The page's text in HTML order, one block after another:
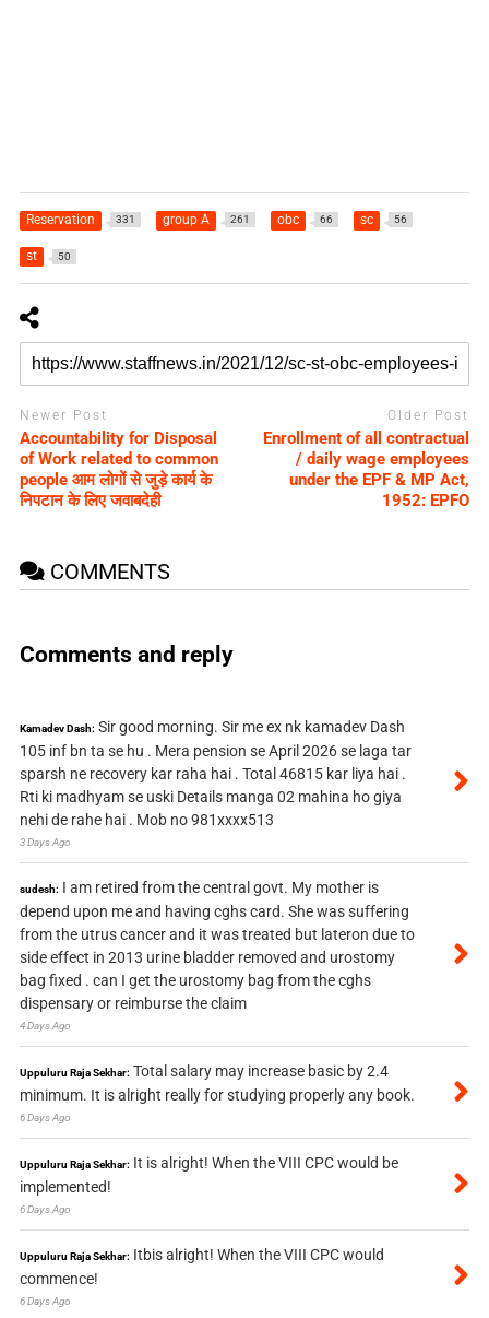
Reservation 331 group A 261 obc 66 sc 56
st 50
Newer Post
Accountability for Disposal
of Work related to common
people आम लोगों से जुड़े कार्य के
निपटान के लिए जवाबदेही
Older Post
Enrollment of all contractual
/ daily wage employees
under the EPF & MP Act,
1952: EPFO
COMMENTS
Comments and reply
Kamadev Dash: Sir good morning. Sir me ex nk kamadev Dash
105 inf bn ta se hu . Mera pension se April 2026 se laga tar
sparsh ne recovery kar raha hai . Total 46815 kar liya hai .
Rti ki madhyam se uski Details manga 02 mahina ho giya
nehi de rahe hai . Mob no 981xxxx513
3 Days Ago
sudesh: I am retired from the central govt. My mother is
depend upon me and having cghs card. She was suffering
from the utrus cancer and it was treated but lateron due to
side effect in 2013 urine bladder removed and urostomy
bag fixed . can I get the urostomy bag from the cghs
dispensary or reimburse the claim
4 Days Ago
Uppuluru Raja Sekhar: Total salary may increase basic by 2.4
minimum. It is alright really for studying properly any book.
6 Days Ago
Uppuluru Raja Sekhar: It is alright! When the VIII CPC would be
implemented!
6 Days Ago
Uppuluru Raja Sekhar: Itbis alright! When the VIII CPC would
commence!
6 Days Ago